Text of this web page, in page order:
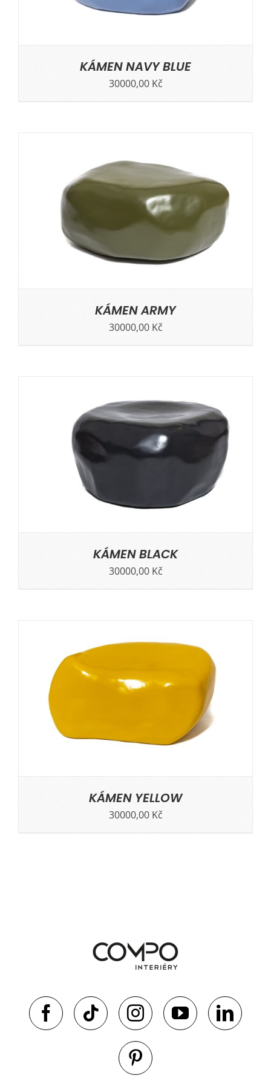
KÁMEN NAVY BLUE
30000,00 Kč
KÁMEN ARMY
30000,00 Kč
KÁMEN BLACK
30000,00 Kč
KÁMEN YELLOW
30000,00 Kč